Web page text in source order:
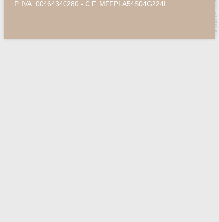
P. IVA: 00464340280 - C.F. MFFPLA54S04G224L